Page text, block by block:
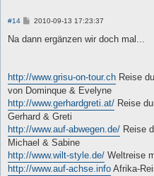
#14
B
i
2010-09-13 17:23:37
Na dann ergänzen wir doch mal...
http://www.grisu-on-tour.ch Reise
von Dominque & Evelyne
http://www.gerhardgreti.at/ Reise
Gerhard & Greti
http://www.auf-abwegen.de/ Reise
Michael & Sabine
http://www.wilt-style.de/ Weltreise
http://www.auf-achse.info Afrika-